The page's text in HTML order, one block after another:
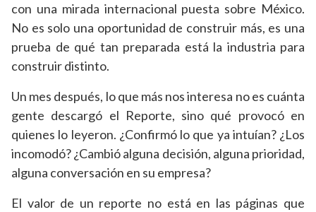
con una mirada internacional puesta sobre México.
No es solo una oportunidad de construir más, es una
prueba de qué tan preparada está la industria para
construir distinto.
Un mes después, lo que más nos interesa no es cuánta
gente descargó el Reporte, sino qué provocó en
quienes lo leyeron. ¿Confirmó lo que ya intuían? ¿Los
incomodó? ¿Cambió alguna decisión, alguna prioridad,
alguna conversación en su empresa?
El valor de un reporte no está en las páginas que